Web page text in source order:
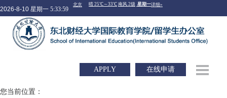
2026-8-10 星期一 5:33:59
APPLY 在线申请
您当前位置：